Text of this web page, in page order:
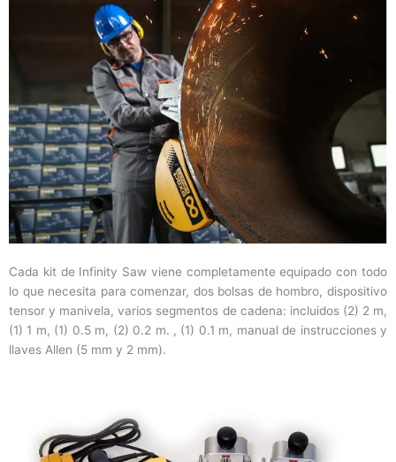
Cada kit de Infinity Saw viene completamente equipado con todo
lo que necesita para comenzar, dos bolsas de hombro, dispositivo
tensor y manivela, varios segmentos de cadena: incluidos (2) 2 m,
(1) 1 m, (1) 0.5 m, (2) 0.2 m. , (1) 0.1 m, manual de instrucciones y
llaves Allen (5 mm y 2 mm).